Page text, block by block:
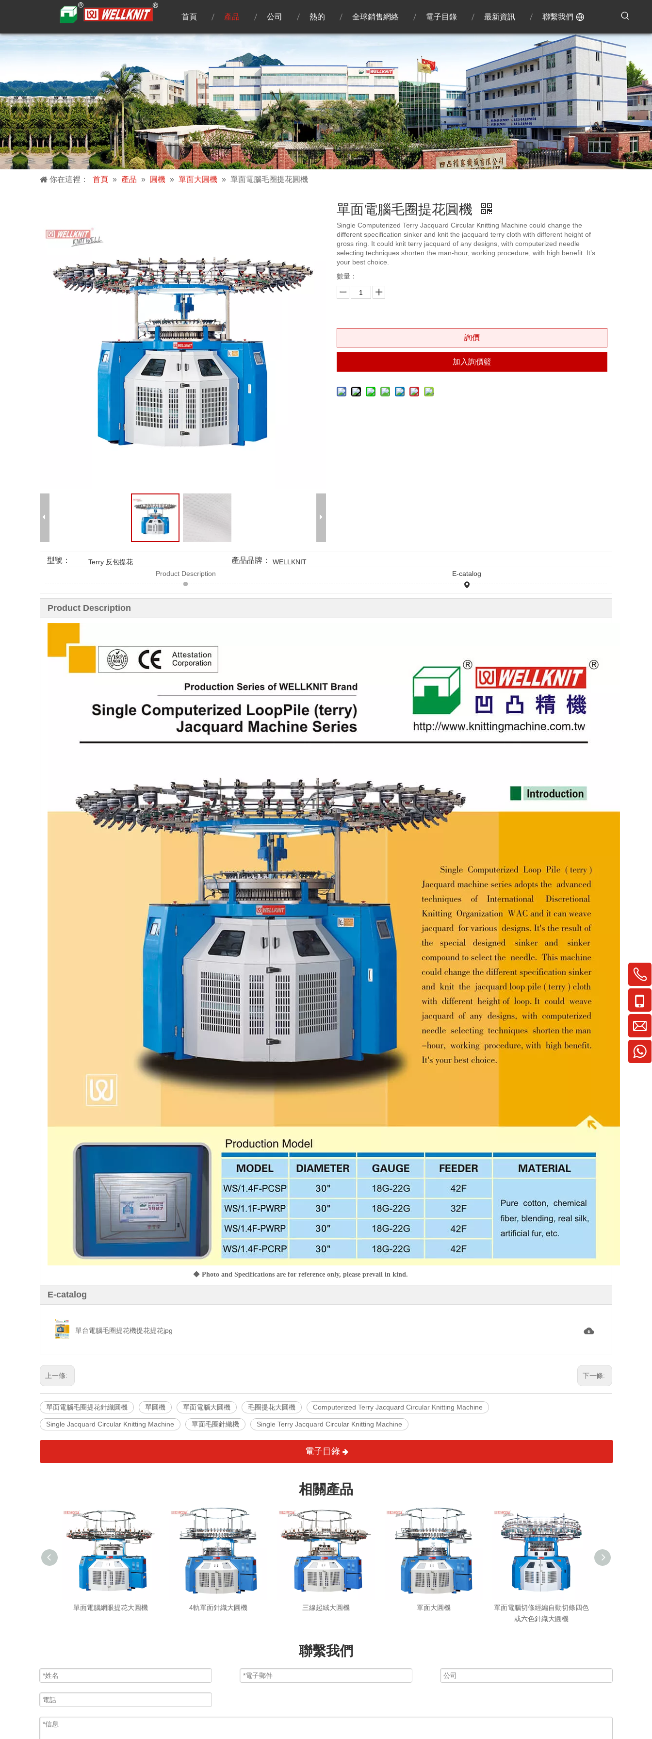
首頁 產品 公司 熱的 全球銷售網絡 電子目錄 最新資訊 聯繫我們
你在這裡： 首頁 » 產品 » 圓機 » 單面大圓機 » 單面電腦毛圈提花圓機
單面電腦毛圈提花圓機
Single Computerized Terry Jacquard Circular Knitting Machine could change the
different specification sinker and knit the jacquard terry cloth with different height of
gross ring. It could knit terry jacquard of any designs, with computerized needle
selecting techniques shorten the man-hour, working procedure, with high benefit. It’s
your best choice.
數量：
詢價
加入詢價籃
型號： Terry 反包提花 產品品牌：
WELLKNIT
Product Description
E-catalog
Product Description
◆ Photo and Specifications are for reference only, please prevail in kind.
E-catalog
單台電腦毛圈提花機提花提花jpg
上一條: 下一條:
單面電腦毛圈提花針織圓機 單圓機 單面電腦大圓機 毛圈提花大圓機 Computerized Terry Jacquard Circular Knitting Machine
Single Jacquard Circular Knitting Machine 單面毛圈針織機 Single Terry Jacquard Circular Knitting Machine
電子目錄
相關產品
單面電腦網眼提花大圓機 4軌單面針織大圓機 三線起絨大圓機 單面大圓機
單面電腦切條經編自動切條四色
或六色針織大圓機
聯繫我們